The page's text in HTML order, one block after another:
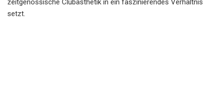
setzt.